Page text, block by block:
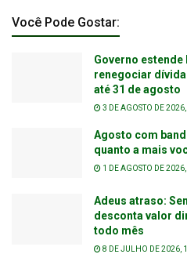
Você Pode Gostar:
Governo estende
renegociar
até 31 de agosto
3 DE AGOSTO DE
Agosto com
quanto a mais
1 DE AGOSTO DE
Adeus atraso:
desconta valor
todo mês
8 DE JULHO DE 2026,